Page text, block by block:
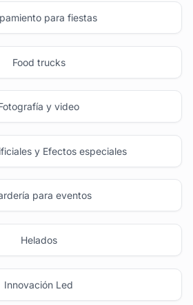
para fiestas
Food trucks
y video
y Efectos especiales
para eventos
Helados
Innovación Led